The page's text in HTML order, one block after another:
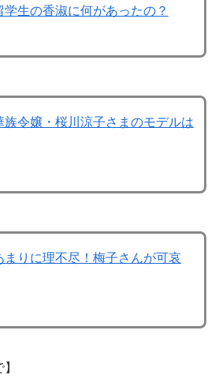
学生の香淑に何があったの？
族令嬢・桜川涼子さまのモデルは
まりに理不尽！梅子さんが可哀